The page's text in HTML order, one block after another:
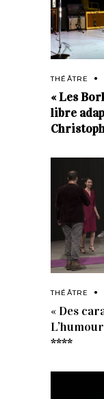
THÉÂTRE
« Les
libre
THÉÂTRE
« Des
****